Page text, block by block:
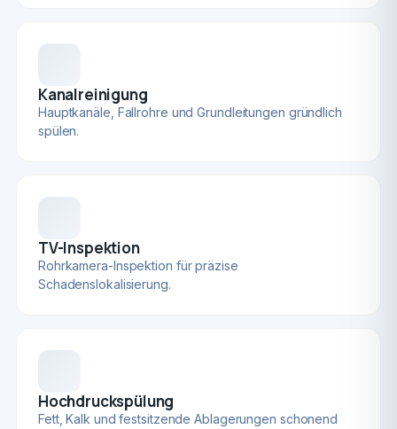
Kanalreinigung
Hauptkanäle, Fallrohre und Grundleitungen gründlich
spülen.
TV-Inspektion
Rohrkamera-Inspektion für präzise
Schadenslokalisierung.
Hochdruckspülung
Fett, Kalk und festsitzende Ablagerungen schonend